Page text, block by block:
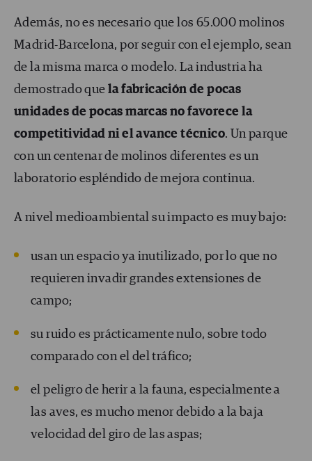
Además, no es necesario que los 65.000 molinos
Madrid-Barcelona, por seguir con el ejemplo, sean
de la misma marca o modelo. La industria ha
demostrado que la fabricación de pocas
unidades de pocas marcas no favorece la
competitividad ni el avance técnico. Un parque
con un centenar de molinos diferentes es un
laboratorio espléndido de mejora continua.
A nivel medioambiental su impacto es muy bajo:
usan un espacio ya inutilizado, por lo que no
requieren invadir grandes extensiones de
campo;
su ruido es prácticamente nulo, sobre todo
comparado con el del tráfico;
el peligro de herir a la fauna, especialmente a
las aves, es mucho menor debido a la baja
velocidad del giro de las aspas;